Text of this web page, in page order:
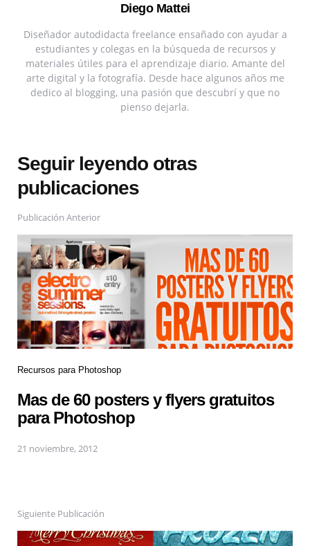
Diego Mattei
Diseñador autodidacta freelance ensañado con ayudar a
estudiantes y colegas en la búsqueda de recursos y
materiales útiles para el aprendizaje diario. Amante del
arte digital y la fotografía. Desde hace algunos años me
dedico al blogging, una pasión que descubrí y que no
pienso dejarla.
Seguir leyendo otras
publicaciones
Publicación Anterior
Recursos para Photoshop
Mas de 60 posters y flyers gratuitos
para Photoshop
21 noviembre, 2012
Siguiente Publicación